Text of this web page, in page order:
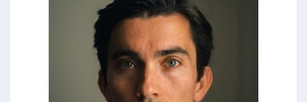
t
a
t
m
u
l
e